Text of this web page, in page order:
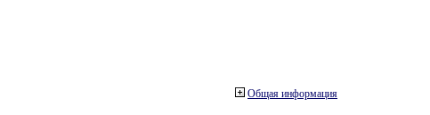
Общая информация